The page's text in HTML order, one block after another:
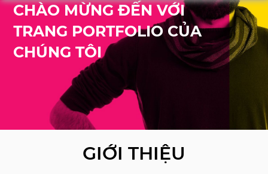
CHÀO MỪNG ĐẾN VỚI
TRANG PORTFOLIO CỦA
CHÚNG TÔI
GIỚI THIỆU